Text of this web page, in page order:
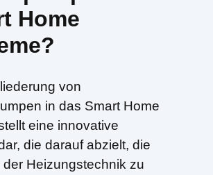
Home
von
in das Smart Home
eine innovative
die darauf abzielt, die
der Heizungstechnik zu